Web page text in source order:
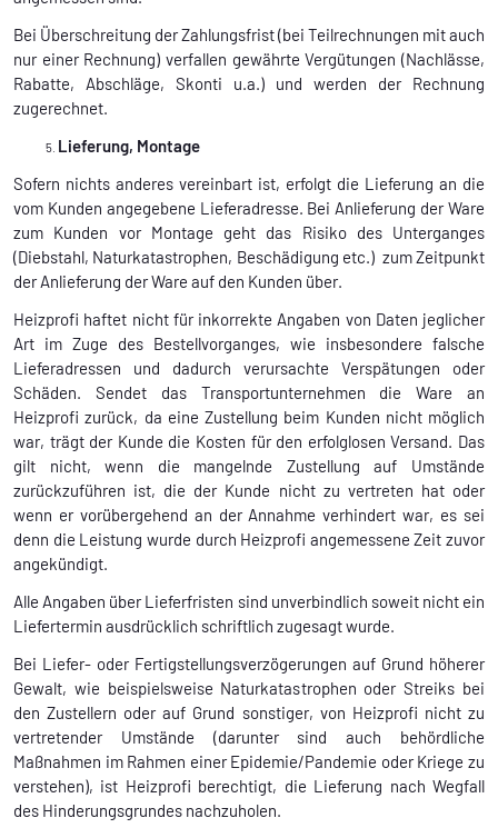
Bei Überschreitung der Zahlungsfrist (bei Teilrechnungen mit auch
nur einer Rechnung) verfallen gewährte Vergütungen (Nachlässe,
Rabatte, Abschläge, Skonti u.a.) und werden der Rechnung
zugerechnet.
Lieferung, Montage
Sofern nichts anderes vereinbart ist, erfolgt die Lieferung an die
vom Kunden angegebene Lieferadresse. Bei Anlieferung der Ware
zum Kunden vor Montage geht das Risiko des Unterganges
(Diebstahl, Naturkatastrophen, Beschädigung etc.) zum Zeitpunkt
der Anlieferung der Ware auf den Kunden über.
Heizprofi haftet nicht für inkorrekte Angaben von Daten jeglicher
Art im Zuge des Bestellvorganges, wie insbesondere falsche
Lieferadressen und dadurch verursachte Verspätungen oder
Schäden. Sendet das Transportunternehmen die Ware an
Heizprofi zurück, da eine Zustellung beim Kunden nicht möglich
war, trägt der Kunde die Kosten für den erfolglosen Versand. Das
gilt nicht, wenn die mangelnde Zustellung auf Umstände
zurückzuführen ist, die der Kunde nicht zu vertreten hat oder
wenn er vorübergehend an der Annahme verhindert war, es sei
denn die Leistung wurde durch Heizprofi angemessene Zeit zuvor
angekündigt.
Alle Angaben über Lieferfristen sind unverbindlich soweit nicht ein
Liefertermin ausdrücklich schriftlich zugesagt wurde.
Bei Liefer- oder Fertigstellungsverzögerungen auf Grund höherer
Gewalt, wie beispielsweise Naturkatastrophen oder Streiks bei
den Zustellern oder auf Grund sonstiger, von Heizprofi nicht zu
vertretender Umstände (darunter sind auch behördliche
Maßnahmen im Rahmen einer Epidemie/Pandemie oder Kriege zu
verstehen), ist Heizprofi berechtigt, die Lieferung nach Wegfall
des Hinderungsgrundes nachzuholen.